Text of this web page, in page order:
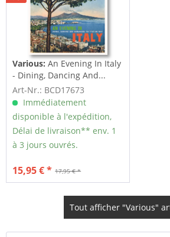
Various: An Evening In Italy
- Dining, Dancing And...
Art-Nr.: BCD17673
Immédiatement
disponible à l'expédition,
Délai de livraison** env. 1
à 3 jours ouvrés.
17,95 € *
15,95 € *
Tout afficher "Various"